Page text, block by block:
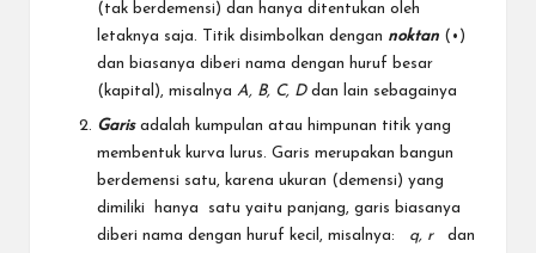
(tak berdemensi) dan hanya ditentukan oleh
letaknya saja. Titik disimbolkan dengan noktan (•)
dan biasanya diberi nama dengan huruf besar
(kapital), misalnya A, B, C, D dan lain sebagainya
Garis adalah kumpulan atau himpunan titik yang
membentuk kurva lurus. Garis merupakan bangun
berdemensi satu, karena ukuran (demensi) yang
dimiliki hanya satu yaitu panjang, garis biasanya
diberi nama dengan huruf kecil, misalnya: q, r dan